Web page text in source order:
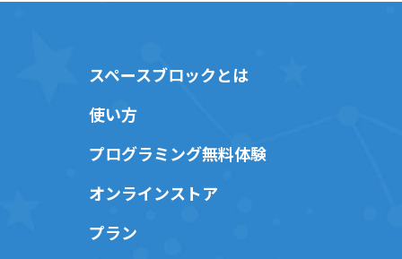
スペースブロックとは
使い方
プログラミング無料体験
オンラインストア
プラン